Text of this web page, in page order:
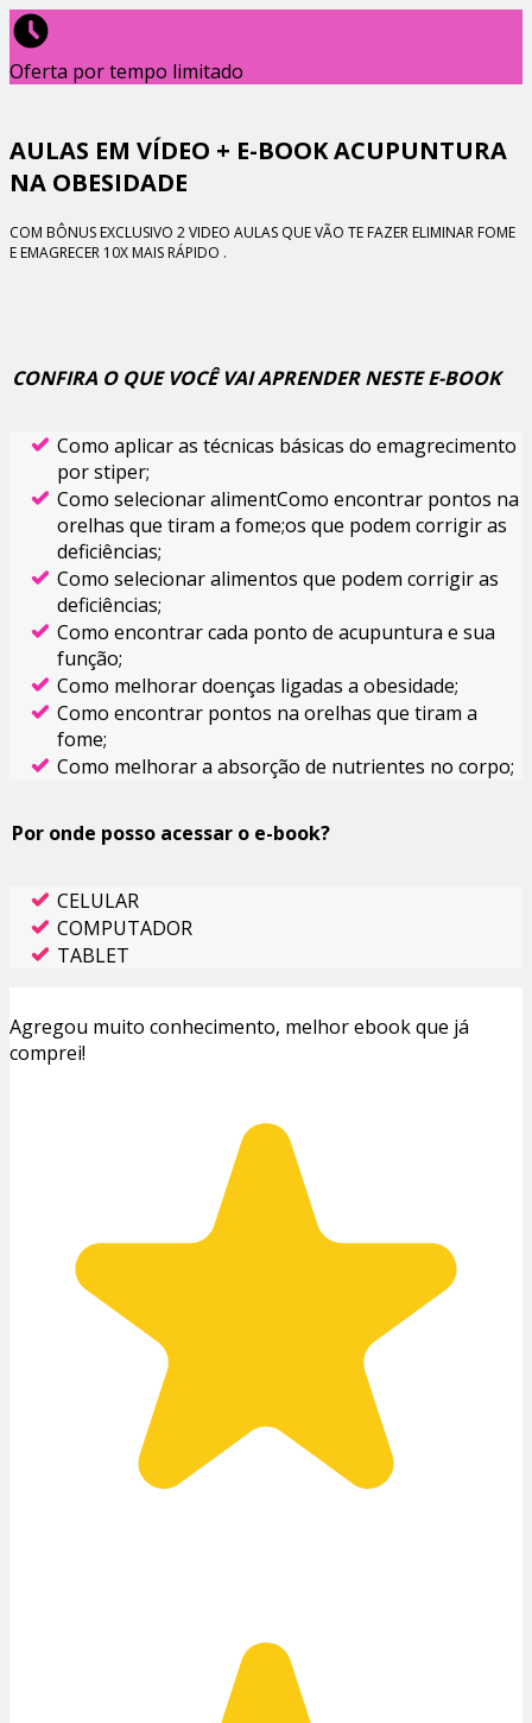
Oferta por tempo limitado
AULAS EM VÍDEO + E-BOOK ACUPUNTURA
NA OBESIDADE
COM BÔNUS EXCLUSIVO 2 VIDEO AULAS QUE VÃO TE FAZER ELIMINAR FOME
E EMAGRECER 10X MAIS RÁPIDO .
CONFIRA O QUE VOCÊ VAI APRENDER NESTE E-BOOK
Como aplicar as técnicas básicas do emagrecimento
por stiper;
Como selecionar alimentComo encontrar pontos na
orelhas que tiram a fome;os que podem corrigir as
deficiências;
Como selecionar alimentos que podem corrigir as
deficiências;
Como encontrar cada ponto de acupuntura e sua
função;
Como melhorar doenças ligadas a obesidade;
Como encontrar pontos na orelhas que tiram a
fome;
Como melhorar a absorção de nutrientes no corpo;
Por onde posso acessar o e-book?
CELULAR
COMPUTADOR
TABLET
Agregou muito conhecimento, melhor ebook que já
comprei!